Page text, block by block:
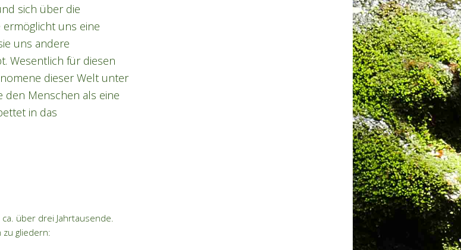
sich über die
ermöglicht uns eine
uns andere
Wesentlich für diesen
dieser Welt unter
den Menschen als eine
in das
über drei Jahrtausende.
gliedern: